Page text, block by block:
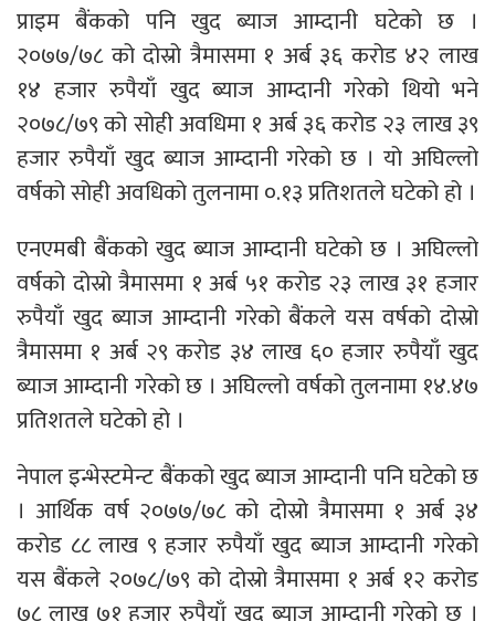
प्राइम बैंकको पनि खुद ब्याज आम्दानी घटेको छ ।
२०७७/७८ को दोस्रो त्रैमासमा १ अर्ब ३६ करोड ४२ लाख
१४ हजार रुपैयाँ खुद ब्याज आम्दानी गरेको थियो भने
२०७८/७९ को सोही अवधिमा १ अर्ब ३६ करोड २३ लाख ३९
हजार रुपैयाँ खुद ब्याज आम्दानी गरेको छ । यो अघिल्लो
वर्षको सोही अवधिको तुलनामा ०.१३ प्रतिशतले घटेको हो ।
एनएमबी बैंकको खुद ब्याज आम्दानी घटेको छ । अघिल्लो
वर्षको दोस्रो त्रैमासमा १ अर्ब ५१ करोड २३ लाख ३१ हजार
रुपैयाँ खुद ब्याज आम्दानी गरेको बैंकले यस वर्षको दोस्रो
त्रैमासमा १ अर्ब २९ करोड ३४ लाख ६० हजार रुपैयाँ खुद
ब्याज आम्दानी गरेको छ । अघिल्लो वर्षको तुलनामा १४.४७
प्रतिशतले घटेको हो ।
नेपाल इन्भेस्टमेन्ट बैंकको खुद ब्याज आम्दानी पनि घटेको छ
। आर्थिक वर्ष २०७७/७८ को दोस्रो त्रैमासमा १ अर्ब ३४
करोड ८८ लाख ९ हजार रुपैयाँ खुद ब्याज आम्दानी गरेको
यस बैंकले २०७८/७९ को दोस्रो त्रैमासमा १ अर्ब १२ करोड